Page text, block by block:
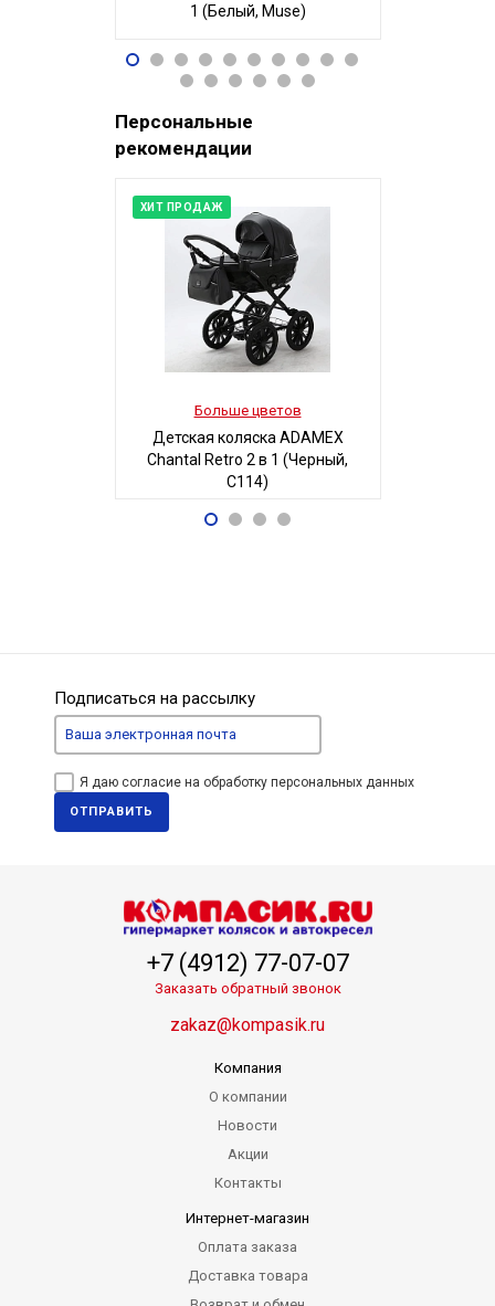
1 (Белый, Muse)
96 490Р
Персональные
рекомендации
ХИТ ПРОДАЖ
Больше цветов
Детская коляска ADAMEX
Chantal Retro 2 в 1 (Черный,
C114)
68 700 Р
Подписаться на рассылку
Я даю согласие на обработку персональных данных
ОТПРАВИТЬ
+7 (4912) 77-07-07
Заказать обратный звонок
zakaz@kompasik.ru
Компания
О компании
Новости
Акции
Контакты
Интернет-магазин
Оплата заказа
Доставка товара